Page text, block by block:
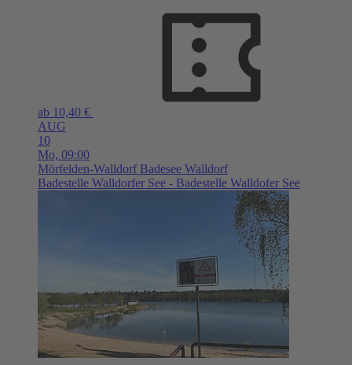
ab 10,40 €
AUG
10
Mo, 09:00
Mörfelden-Walldorf Badesee Walldorf
Badestelle Walldorfer See - Badestelle Walldofer See